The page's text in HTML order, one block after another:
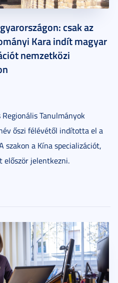
csak az
Kara indít magyar
nemzetközi
Regionális Tanulmányok
őszi félévétől indította el a
szakon a Kína specializációt,
először jelentkezni.